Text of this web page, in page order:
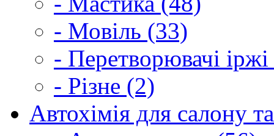
- Мовіль (33)
- Перетворювачі
- Різне (2)
Автохімія для салону